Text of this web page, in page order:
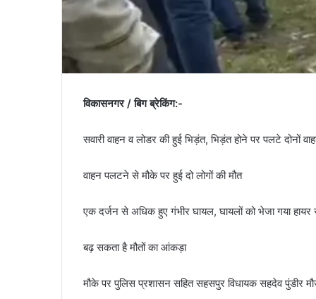
विकासनगर / बिग ब्रेकिंग:-
सवारी वाहन व लोडर की हुई भिड़ंत, भिड़ंत होने पर पलटे दोनों
वाहन पलटने से मौके पर हुई दो लोगों की मौत
एक दर्जन से अधिक हुए गंभीर घायल, घायलों को भेजा गया
बढ़ सकता है मौतों का आंकड़ा
मौके पर पुलिस प्रशासन सहित सहसपुर विधायक सहदेव पुंडीर